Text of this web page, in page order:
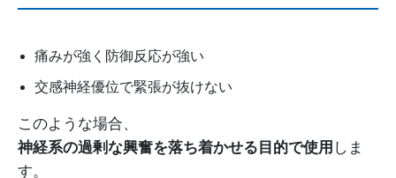
痛みが強く防御反応が強い
交感神経優位で緊張が抜けない
このような場合、
神経系の過剰な興奮を落ち着かせる目的で使用 しま
す。